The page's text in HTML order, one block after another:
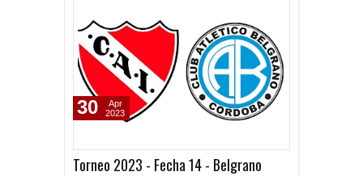
Torneo 2023 - Fecha 14 - Belgrano
30
Apr
2023